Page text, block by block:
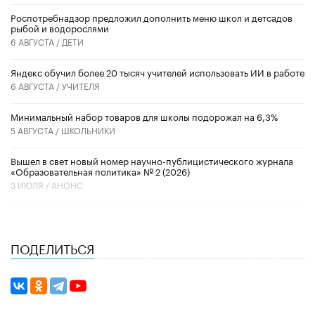
Роспотребнадзор предложил дополнить меню школ и детсадов
рыбой и водорослями
6 АВГУСТА / ДЕТИ
​Яндекс обучил более 20 тысяч учителей использовать ИИ в работе
6 АВГУСТА /УЧИТЕЛЯ
Минимальный набор товаров для школы подорожал на 6,3%
5 АВГУСТА / ШКОЛЬНИКИ
Вышел в свет новый номер научно-публицистического журнала
«Образовательная политика» № 2 (2026)
3 ИЮЛЯ / АНОНС
ПОДЕЛИТЬСЯ